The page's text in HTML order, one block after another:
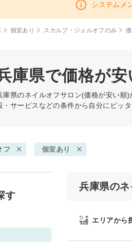
システムメ
個室あり スカルプ・ジェルオフのみ
庫県で価格が
庫県のネイルオフサロン(価格が安い順
・サービスなどの条件から自分にピッ
フ 個室あり
兵庫県の
エリアから
す